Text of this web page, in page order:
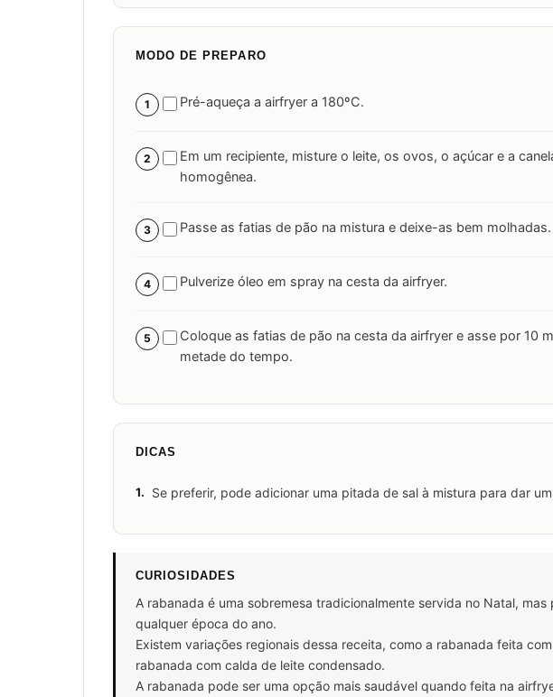
MODO DE PREPARO
1 Pré-aqueça a airfryer a 180ºC.
2
Em um recipiente, misture o leite, os ovos, o açúcar e a
homogênea.
3 Passe as fatias de pão na mistura e deixe-as bem molhadas.
4 Pulverize óleo em spray na cesta da airfryer.
5
Coloque as fatias de pão na cesta da airfryer e asse por 10
metade do tempo.
DICAS
1. Se preferir, pode adicionar uma pitada de sal à mistura para dar
CURIOSIDADES
A rabanada é uma sobremesa tradicionalmente servida no Natal,
qualquer época do ano.
Existem variações regionais dessa receita, como a rabanada feita
rabanada com calda de leite condensado.
A rabanada pode ser uma opção mais saudável quando feita na